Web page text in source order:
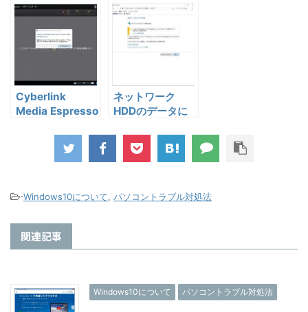
つながらなくなっ
た場合のトラブル
解決方法
が保存できない場
合のチェック方法
No11173
Cyberlink
Media Espresso
ネットワーク
HDDのデータに
-Windows10について, パソコントラブル対処法
関連記事
Windows10について パソコントラブル対処法